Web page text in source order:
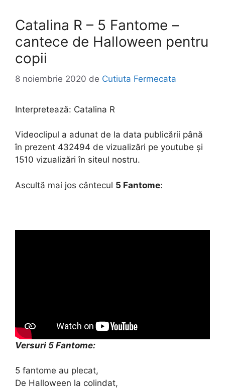
Catalina R – 5 Fantome –
cantece de Halloween pentru
copii
8 noiembrie 2020 de Cutiuta Fermecata
Interpretează: Catalina R
Videoclipul a adunat de la data publicării până
în prezent 432494 de vizualizări pe youtube și
1510 vizualizări în siteul nostru.
Ascultă mai jos cântecul 5 Fantome:
Versuri 5 Fantome:
5 fantome au plecat,
De Halloween la colindat,